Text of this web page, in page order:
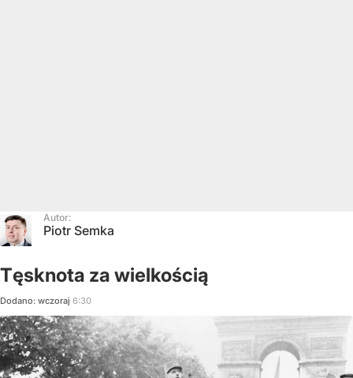
Autor:
Piotr Semka
Tęsknota za wielkością
Dodano: wczoraj 6:30